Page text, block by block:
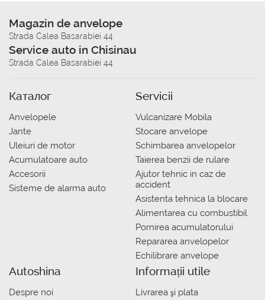
Magazin de anvelope
Strada Calea Basarabiei 44
Service auto in Chisinau
Strada Calea Basarabiei 44
Каталог
Anvelopele
Jante
Uleiuri de motor
Acumulatoare auto
Accesorii
Sisteme de alarma auto
Servicii
Vulcanizare Mobila
Stocare anvelope
Schimbarea anvelopelor
Taierea benzii de rulare
Ajutor tehnic in caz de
accident
Asistenta tehnica la blocare
Alimentarea cu combustibil
Pornirea acumulatorului
Repararea anvelopelor
Echilibrare anvelope
Autoshina
Despre noi
Informații utile
Livrarea şi plata